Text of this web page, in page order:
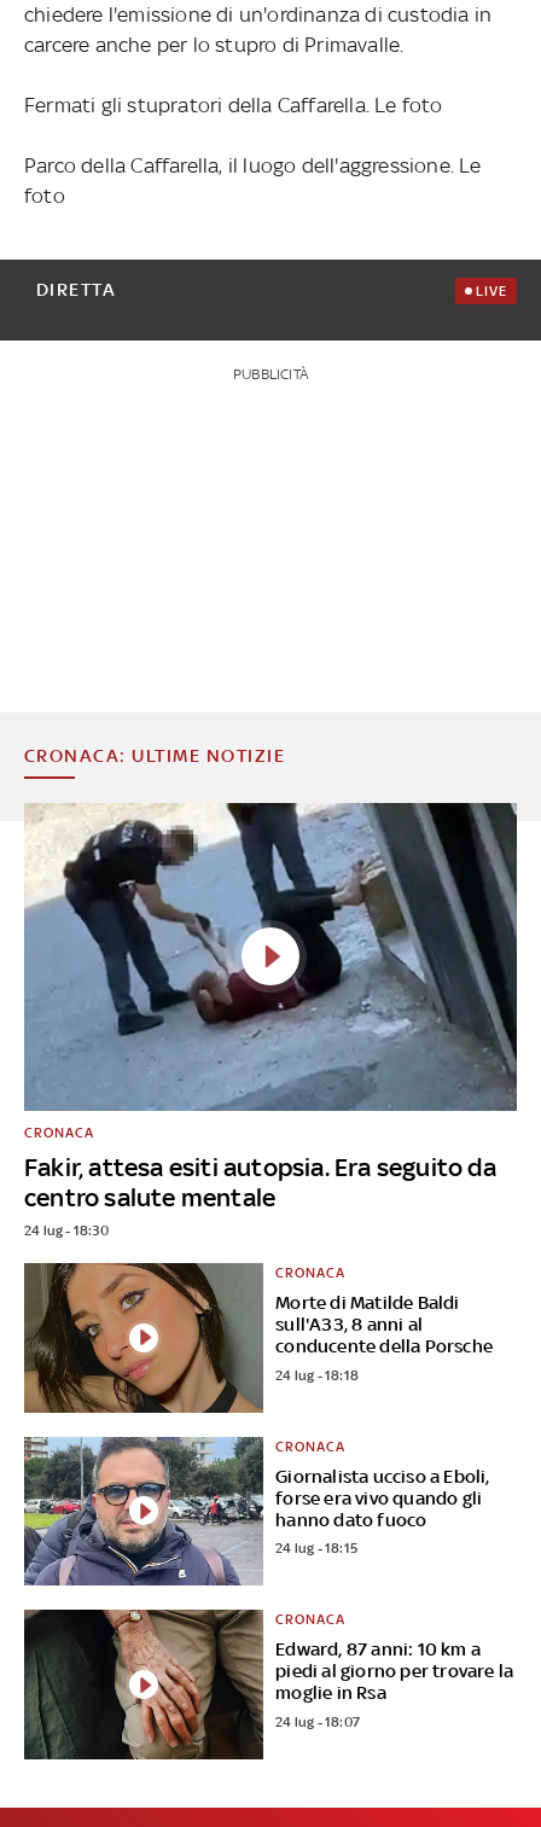
chiedere l'emissione di un'ordinanza di custodia in
carcere anche per lo stupro di Primavalle.
Fermati gli stupratori della Caffarella. Le foto
Parco della Caffarella, il luogo dell'aggressione. Le
foto
DIRETTA LIVE
PUBBLICITÀ
CRONACA: ULTIME NOTIZIE
Fakir, attesa esiti autopsia. Era seguito da
centro salute mentale
CRONACA
24 lug - 18:30
Morte di Matilde Baldi
sull'A33, 8 anni al
conducente della Porsche
CRONACA
24 lug - 18:18
Giornalista ucciso a Eboli,
forse era vivo quando gli
hanno dato fuoco
CRONACA
24 lug - 18:15
Edward, 87 anni: 10 km a
piedi al giorno per trovare la
moglie in Rsa
CRONACA
24 lug - 18:07